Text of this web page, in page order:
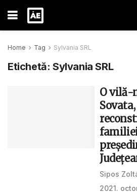
Home Tag Sylvania SRL
Etichetă: Sylvania SRL
O vilă-
Sipos
2021.